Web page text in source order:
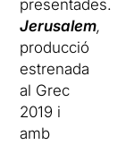
presentades.
Jerusalem,
producció
estrenada
al Grec
2019 i
amb